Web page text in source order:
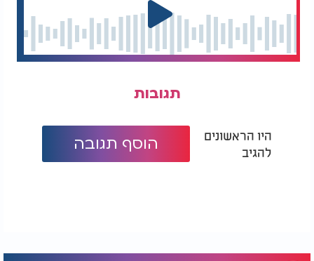
מתקיים כל הזמן מתחת לרגליים שלנו.
תגובות
היו הראשונים
להגיב
הוסף תגובה